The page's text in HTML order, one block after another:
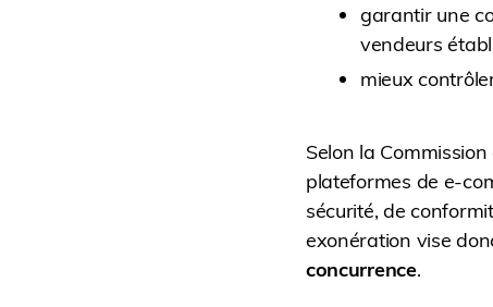
garantir une
vendeurs
mieux
Selon la
plateformes de e-
sécurité, de
exonération vise
concurrence.